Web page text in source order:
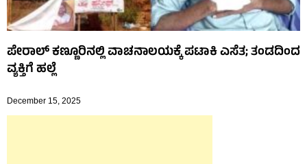
ಪೇರಾಲ್ ಕಣ್ಣೂರಿನಲ್ಲಿ ವಾಚನಾಲಯಕ್ಕೆ ಪಟಾಕಿ ಎಸೆತ; ತಂಡದಿಂದ
ವ್ಯಕ್ತಿಗೆ ಹಲ್ಲೆ
December 15, 2025